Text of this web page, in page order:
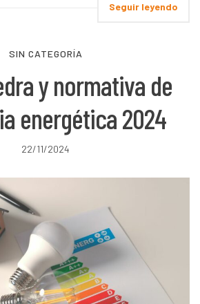
Seguir leyendo
SIN CATEGORÍA
y normativa de
energética 2024
22/11/2024